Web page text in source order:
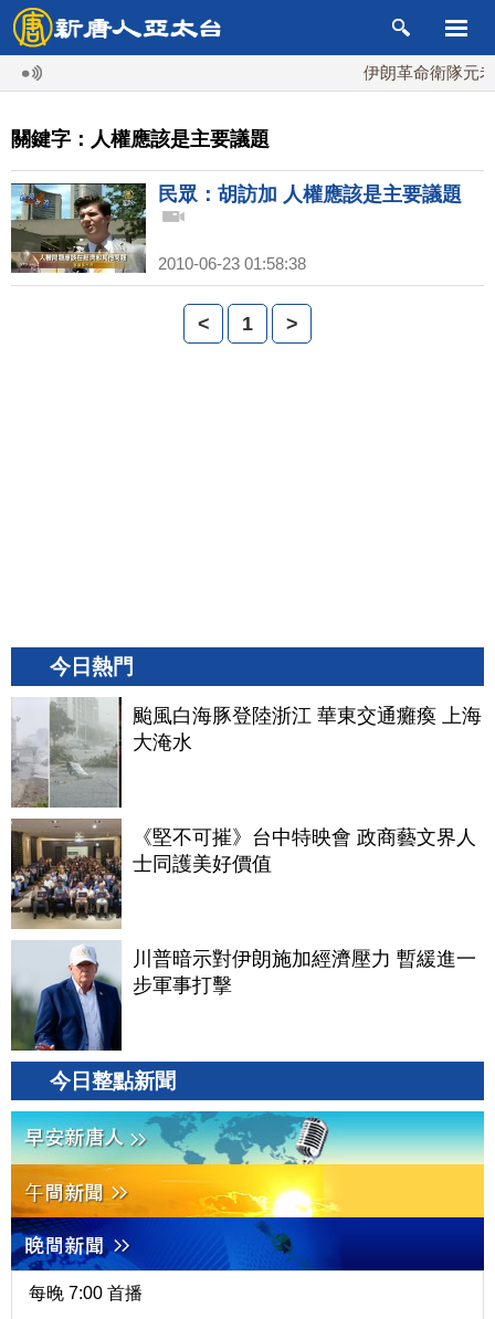
伊朗革命衛隊元老
關鍵字：人權應該是主要議題
民眾：胡訪加 人權應該是主要議題
2010-06-23 01:58:38
< 1 >
今日熱門
颱風白海豚登陸浙江 華東交通癱瘓 上海
大淹水
《堅不可摧》台中特映會 政商藝文界人
士同護美好價值
川普暗示對伊朗施加經濟壓力 暫緩進一
步軍事打擊
今日整點新聞
每晚 7:00 首播